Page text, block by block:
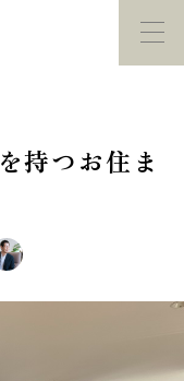
持つお住ま